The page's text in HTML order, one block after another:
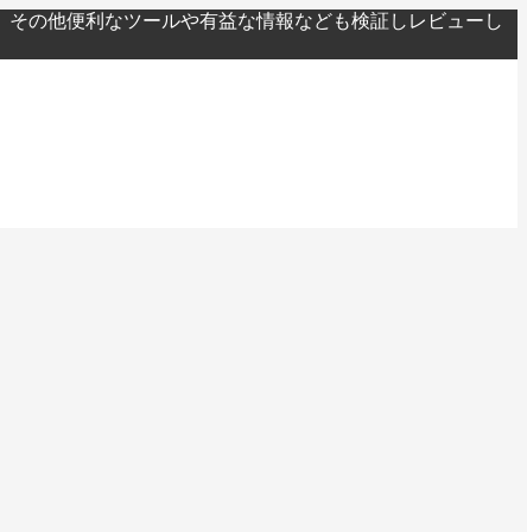
の他便利なツールや有益な情報なども検証しレビューし